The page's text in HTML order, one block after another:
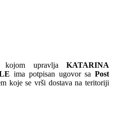
upravljaKATARINA
ima potpisan ugovor sa Post
koje se vrši dostava na teritoriji